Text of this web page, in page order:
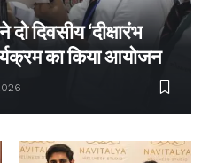
दिवसीय ‘दीक्षारंभ
का किया आयोजन